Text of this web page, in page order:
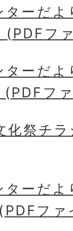
ターだ
(PDFフ
ターだ
(PDFフ
化祭チ
ターだ
フ